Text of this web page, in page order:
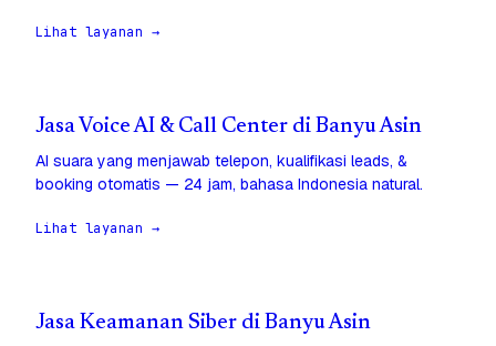
Lihat layanan →
Jasa Voice AI & Call Center di Banyu Asin
AI suara yang menjawab telepon, kualifikasi leads, &
booking otomatis — 24 jam, bahasa Indonesia natural.
Lihat layanan →
Jasa Keamanan Siber di Banyu Asin